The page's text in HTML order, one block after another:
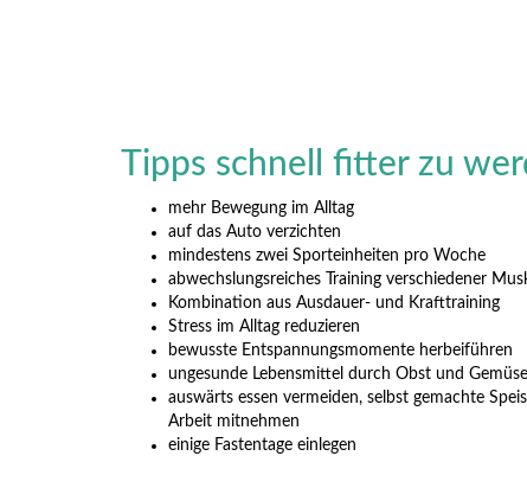
Tipps schnell fitter zu
mehr Bewegung im Alltag
auf das Auto verzichten
mindestens zwei Sporteinheiten pro Woche
abwechslungsreiches Training verschiedener
Kombination aus Ausdauer- und Krafttraining
Stress im Alltag reduzieren
bewusste Entspannungsmomente herbeiführen
ungesunde Lebensmittel durch Obst und
auswärts essen vermeiden, selbst gemachte
Arbeit mitnehmen
einige Fastentage einlegen